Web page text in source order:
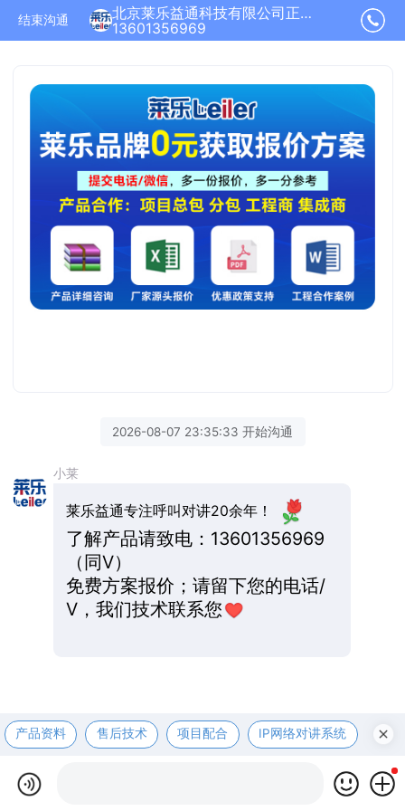
结束沟通
北京莱乐益通科技有限公司正在为您服务
13601356969
2026-08-07 23:35:33 开始沟通
小莱
莱乐益通专注呼叫对讲20余年！
了解产品请致电：13601356969
（同V）
免费方案报价；请留下您的电话/
V，我们技术联系您
产品资料 售后技术 项目配合 IP网络对讲系统 医